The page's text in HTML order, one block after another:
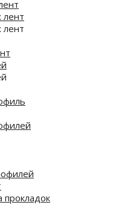
лент
лент
прокладок